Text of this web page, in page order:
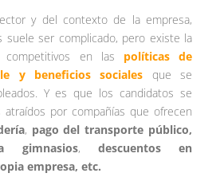
y del contexto de la empresa,
suele ser complicado, pero existe la
en las políticas de
y beneficios sociales que se
Y es que los candidatos se
por compañías que ofrecen
, pago del transporte público,
gimnasios, descuentos en
empresa, etc.